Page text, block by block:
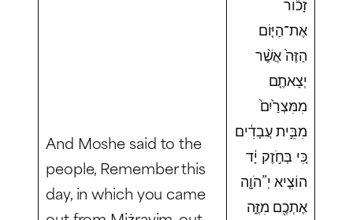
And Moshe said to the
people, Remember this
day, in which you came
אֶת־הַיּ֤וֹם
הַזֶּה֙ אֲשֶׁ֨ר
יְצָאתֶ֤ם
מִמִּצְרַ֙יִם֙
מִבֵּ֣ית עֲבָדִ֔ים
כִּ֚י בְּחֹ֣זֶק יָ֔ד
הוֹצִ֧יא יְ”הֹוָ֛ה
אֶתְכֶ֖ם מִזֶּ֑ה